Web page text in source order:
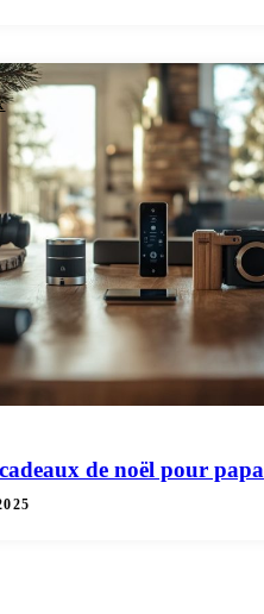
de noël pour papa